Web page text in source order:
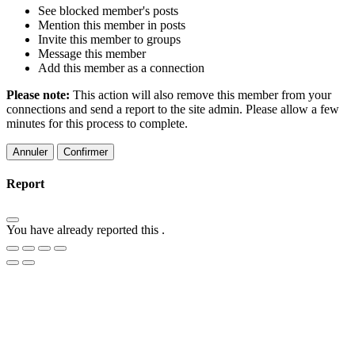
See blocked member's posts
Mention this member in posts
Invite this member to groups
Message this member
Add this member as a connection
Please note: This action will also remove this member from your
connections and send a report to the site admin. Please allow a few
minutes for this process to complete.
Confirmer
Report
You have already reported this .